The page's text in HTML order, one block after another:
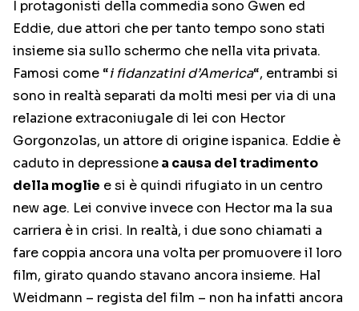
I protagonisti della commedia sono Gwen ed
Eddie, due attori che per tanto tempo sono stati
insieme sia sullo schermo che nella vita privata.
Famosi come “i fidanzatini d’America“, entrambi si
sono in realtà separati da molti mesi per via di una
relazione extraconiugale di lei con Hector
Gorgonzolas, un attore di origine ispanica. Eddie è
caduto in depressionea causa del tradimento
della moglie e si è quindi rifugiato in un centro
new age. Lei convive invece con Hector ma la sua
carriera è in crisi. In realtà, i due sono chiamati a
fare coppia ancora una volta per promuovere il loro
film, girato quando stavano ancora insieme. Hal
Weidmann – regista del film – non ha infatti ancora